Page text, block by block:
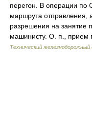
перегон. В операции по
маршрута отправления,
разрешения на занятие
машинисту. О. п., прием
Технический железнодорожный